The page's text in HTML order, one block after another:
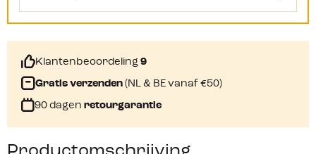
Klantenbeoordeling 9
Gratis verzenden (NL & BE vanaf €50)
90 dagen retourgarantie